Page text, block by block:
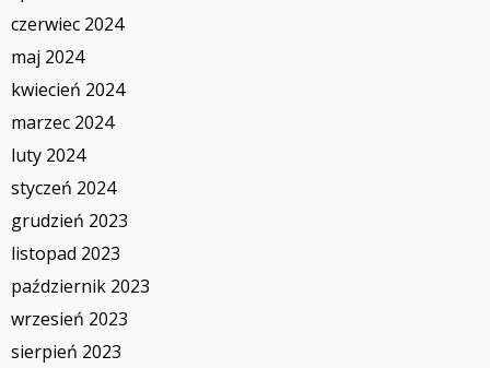
czerwiec 2024
maj 2024
kwiecień 2024
marzec 2024
luty 2024
styczeń 2024
grudzień 2023
listopad 2023
październik 2023
wrzesień 2023
sierpień 2023